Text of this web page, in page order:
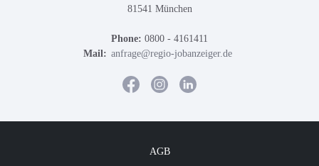
81541 München
Phone: 0800 - 4161411
Mail: anfrage@regio-jobanzeiger.de
AGB